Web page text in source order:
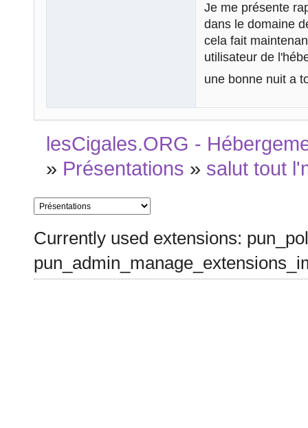
Je me présente
dans le domaine
cela fait
utilisateur de
une bonne nuit a
lesCigales.ORG -
» Présentations » salut tout
Currently used extensions: